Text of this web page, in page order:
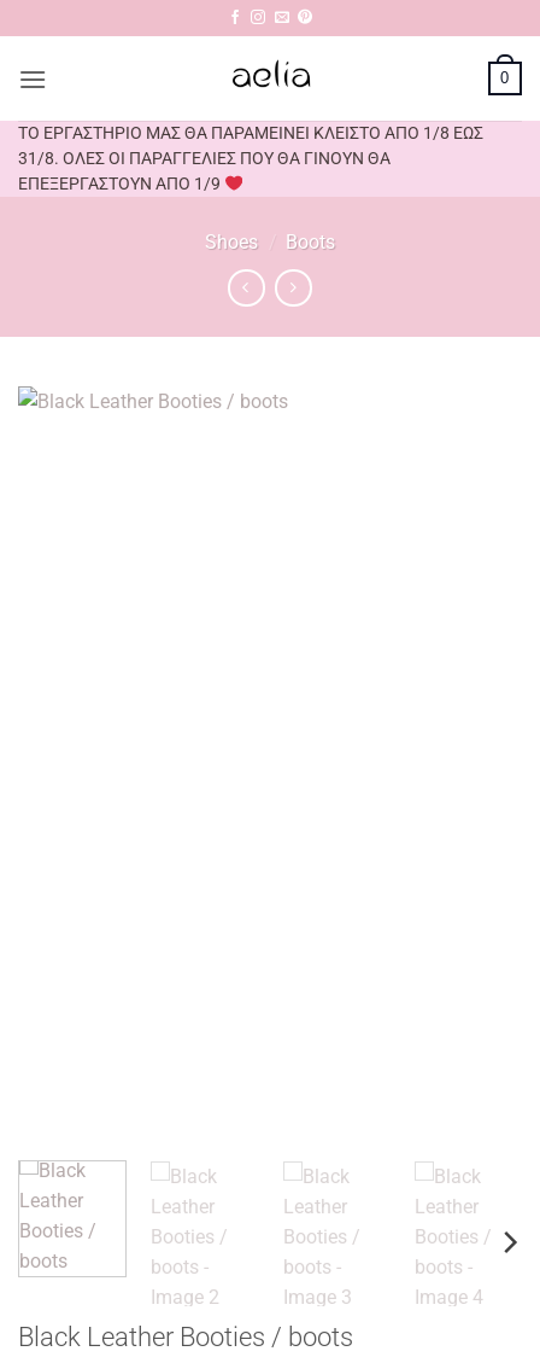
στο
περιεχόμενο
0
ΤΟ ΕΡΓΑΣΤΗΡΙΟ ΜΑΣ ΘΑ ΠΑΡΑΜΕΙΝΕΙ ΚΛΕΙΣΤΟ ΑΠΟ 1/8 ΕΩΣ
31/8. ΟΛΕΣ ΟΙ ΠΑΡΑΓΓΕΛΙΕΣ ΠΟΥ ΘΑ ΓΙΝΟΥΝ ΘΑ
ΕΠΕΞΕΡΓΑΣΤΟΥΝ ΑΠΟ 1/9
Shoes Boots
Black Leather Booties / boots